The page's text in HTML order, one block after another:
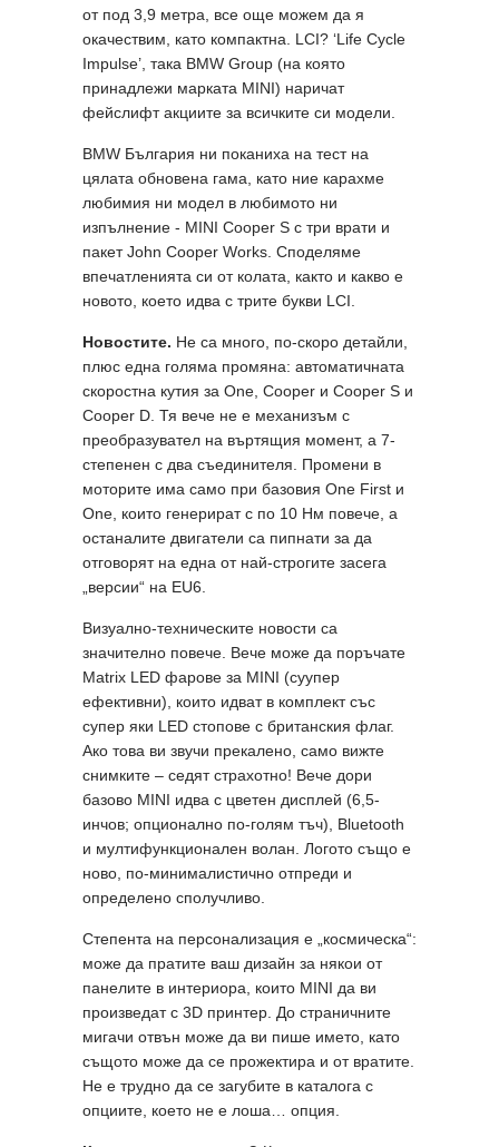
от под 3,9 метра, все още можем да я
окачествим, като компактна. LCI? ‘Life Cycle
Impulse’, така BMW Group (на която
принадлежи марката MINI) наричат
фейслифт акциите за всичките си модели.
BMW България ни поканиха на тест на
цялата обновена гама, като ние карахме
любимия ни модел в любимото ни
изпълнение - MINI Cooper S с три врати и
пакет John Cooper Works. Споделяме
впечатленията си от колата, както и какво е
новото, което идва с трите букви LCI.
Новостите. Не са много, по-скоро детайли,
плюс една голяма промяна: автоматичната
скоростна кутия за One, Cooper и Cooper S и
Cooper D. Тя вече не е механизъм с
преобразувател на въртящия момент, а 7-
степенен с два съединителя. Промени в
моторите има само при базовия One First и
Оne, които генерират с по 10 Нм повече, а
останалите двигатели са пипнати за да
отговорят на една от най-строгите засега
„версии“ на EU6.
Визуално-техническите новости са
значително повече. Вече може да поръчате
Matrix LED фарове за МINI (суупер
ефективни), които идват в комплект със
супер яки LED стопове с британския флаг.
Ако това ви звучи прекалено, само вижте
снимките – седят страхотно! Вече дори
базово MINI идва с цветен дисплей (6,5-
инчов; опционално по-голям тъч), Bluetooth
и мултифункционален волан. Логото също е
ново, по-минималистично отпреди и
определено сполучливо.
Степента на персонализация е „космическа“:
може да пратите ваш дизайн за някои от
панелите в интериора, които MINI да ви
произведат с 3D принтер. До страничните
мигачи отвън може да ви пише името, като
същото може да се прожектира и от вратите.
Не е трудно да се загубите в каталога с
опциите, което не е лоша… опция.